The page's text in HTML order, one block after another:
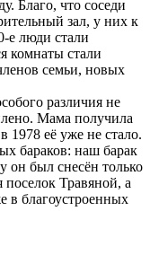
Благо, что соседи
зал, у них к
е люди стали
комнаты стали
семьи, новых
различия не
Мама получила
1978 её уже не стало.
бараков: наш барак
он был снесён только
поселок Травяной, а
в благоустроенных